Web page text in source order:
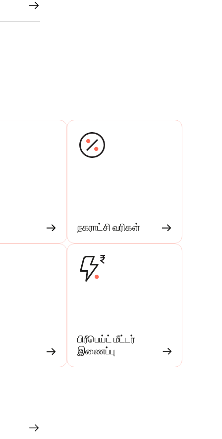
நகராட்சி வரிகள்
பிரீபெய்ட் மீட்டர்
இணைப்பு